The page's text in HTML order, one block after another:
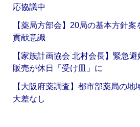
応協議中
【薬局方部会】20局の基本方針
貢献意識
【家族計画協会 北村会長】緊急
販売が休日「受け皿」に
【大阪府薬調査】都市部薬局の地
大差なし